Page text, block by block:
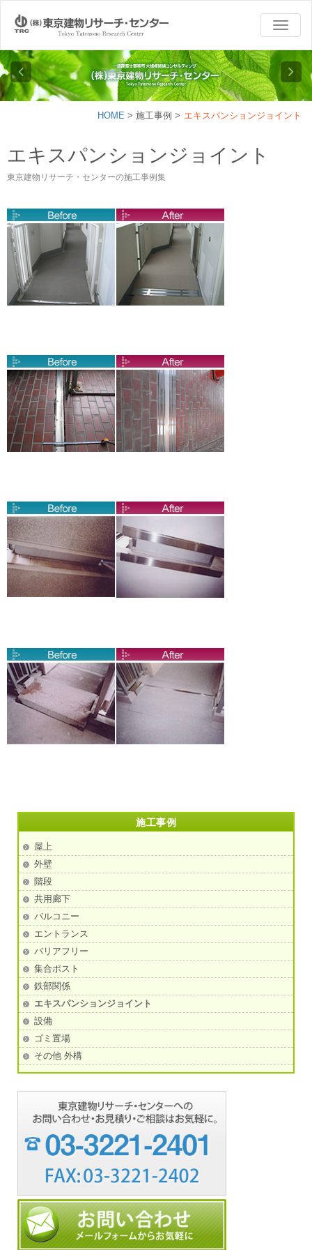
HOME > 施工事例 > エキスパンションジョイント
エキスパンションジョイント
東京建物リサーチ・センターの施工事例集
施工事例
屋上
外壁
階段
共用廊下
バルコニー
エントランス
バリアフリー
集合ポスト
鉄部関係
エキスパンションジョイント
設備
ゴミ置場
その他 外構